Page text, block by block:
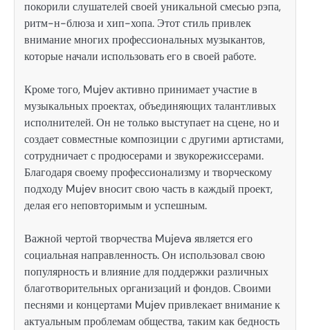
покорили слушателей своей уникальной смесью рэпа,
ритм-н-блюза и хип-хопа. Этот стиль привлек
внимание многих профессиональных музыкантов,
которые начали использовать его в своей работе.
Кроме того, Mujev активно принимает участие в
музыкальных проектах, объединяющих талантливых
исполнителей. Он не только выступает на сцене, но и
создает совместные композиции с другими артистами,
сотрудничает с продюсерами и звукорежиссерами.
Благодаря своему профессионализму и творческому
подходу Mujev вносит свою часть в каждый проект,
делая его неповторимым и успешным.
Важной чертой творчества Mujeva является его
социальная направленность. Он использовал свою
популярность и влияние для поддержки различных
благотворительных организаций и фондов. Своими
песнями и концертами Mujev привлекает внимание к
актуальным проблемам общества, таким как бедность